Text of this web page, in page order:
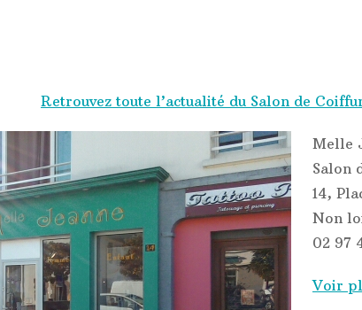
Retrouvez toute l’actualité du Salon de
Melle
Salon
14,
Non
02 97
Voir